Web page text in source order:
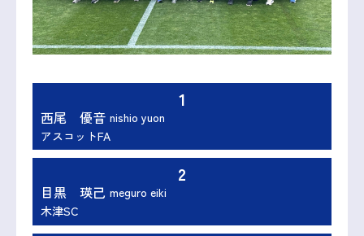
1
西尾 優音 nishio yuon
アスコットFA
2
目黒 瑛己 meguro eiki
木津SC